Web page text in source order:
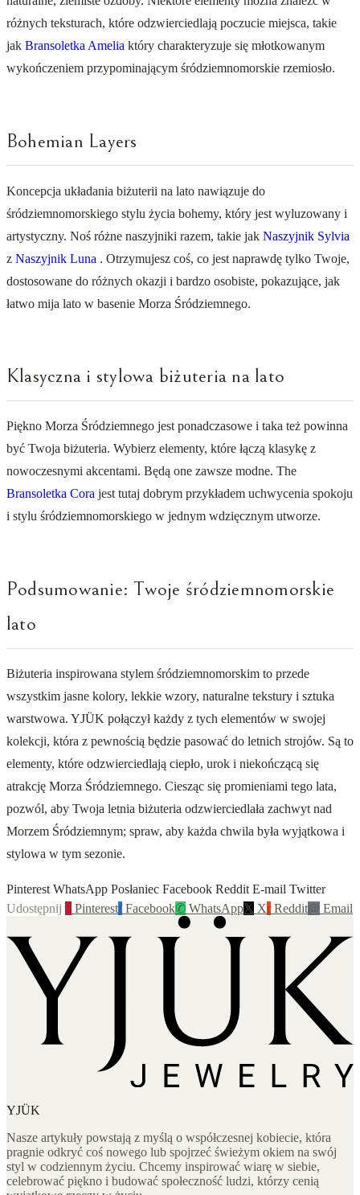
różnych teksturach, które odzwierciedlają poczucie miejsca, takie
jak Bransoletka Amelia który charakteryzuje się młotkowanym
wykończeniem przypominającym śródziemnomorskie rzemiosło.
Bohemian Layers
Koncepcja układania biżuterii na lato nawiązuje do
śródziemnomorskiego stylu życia bohemy, który jest wyluzowany i
artystyczny. Noś różne naszyjniki razem, takie jak Naszyjnik Sylvia
z Naszyjnik Luna . Otrzymujesz coś, co jest naprawdę tylko Twoje,
dostosowane do różnych okazji i bardzo osobiste, pokazujące, jak
łatwo mija lato w basenie Morza Śródziemnego.
Klasyczna i stylowa biżuteria na lato
Piękno Morza Śródziemnego jest ponadczasowe i taka też powinna
być Twoja biżuteria. Wybierz elementy, które łączą klasykę z
nowoczesnymi akcentami. Będą one zawsze modne. The
Bransoletka Cora jest tutaj dobrym przykładem uchwycenia spokoju
i stylu śródziemnomorskiego w jednym wdzięcznym utworze.
Podsumowanie: Twoje śródziemnomorskie
lato
Biżuteria inspirowana stylem śródziemnomorskim to przede
wszystkim jasne kolory, lekkie wzory, naturalne tekstury i sztuka
warstwowa. YJÜK połączył każdy z tych elementów w swojej
kolekcji, która z pewnością będzie pasować do letnich strojów. Są to
elementy, które odzwierciedlają ciepło, urok i niekończącą się
atrakcję Morza Śródziemnego. Ciesząc się promieniami tego lata,
pozwól, aby Twoja letnia biżuteria odzwierciedlała zachwyt nad
Morzem Śródziemnym; spraw, aby każda chwila była wyjątkowa i
stylowa w tym sezonie.
Pinterest WhatsApp Posłaniec Facebook Reddit E-mail Twitter
Udostępnij PPinterestfFacebook✆ WhatsApp𝕏 XrReddit@ Email
YJÜK
Nasze artykuły powstają z myślą o współczesnej kobiecie, która
pragnie odkryć coś nowego lub spojrzeć świeżym okiem na swój
styl w codziennym życiu. Chcemy inspirować wiarę w siebie,
celebrować piękno i budować społeczność ludzi, którzy cenią